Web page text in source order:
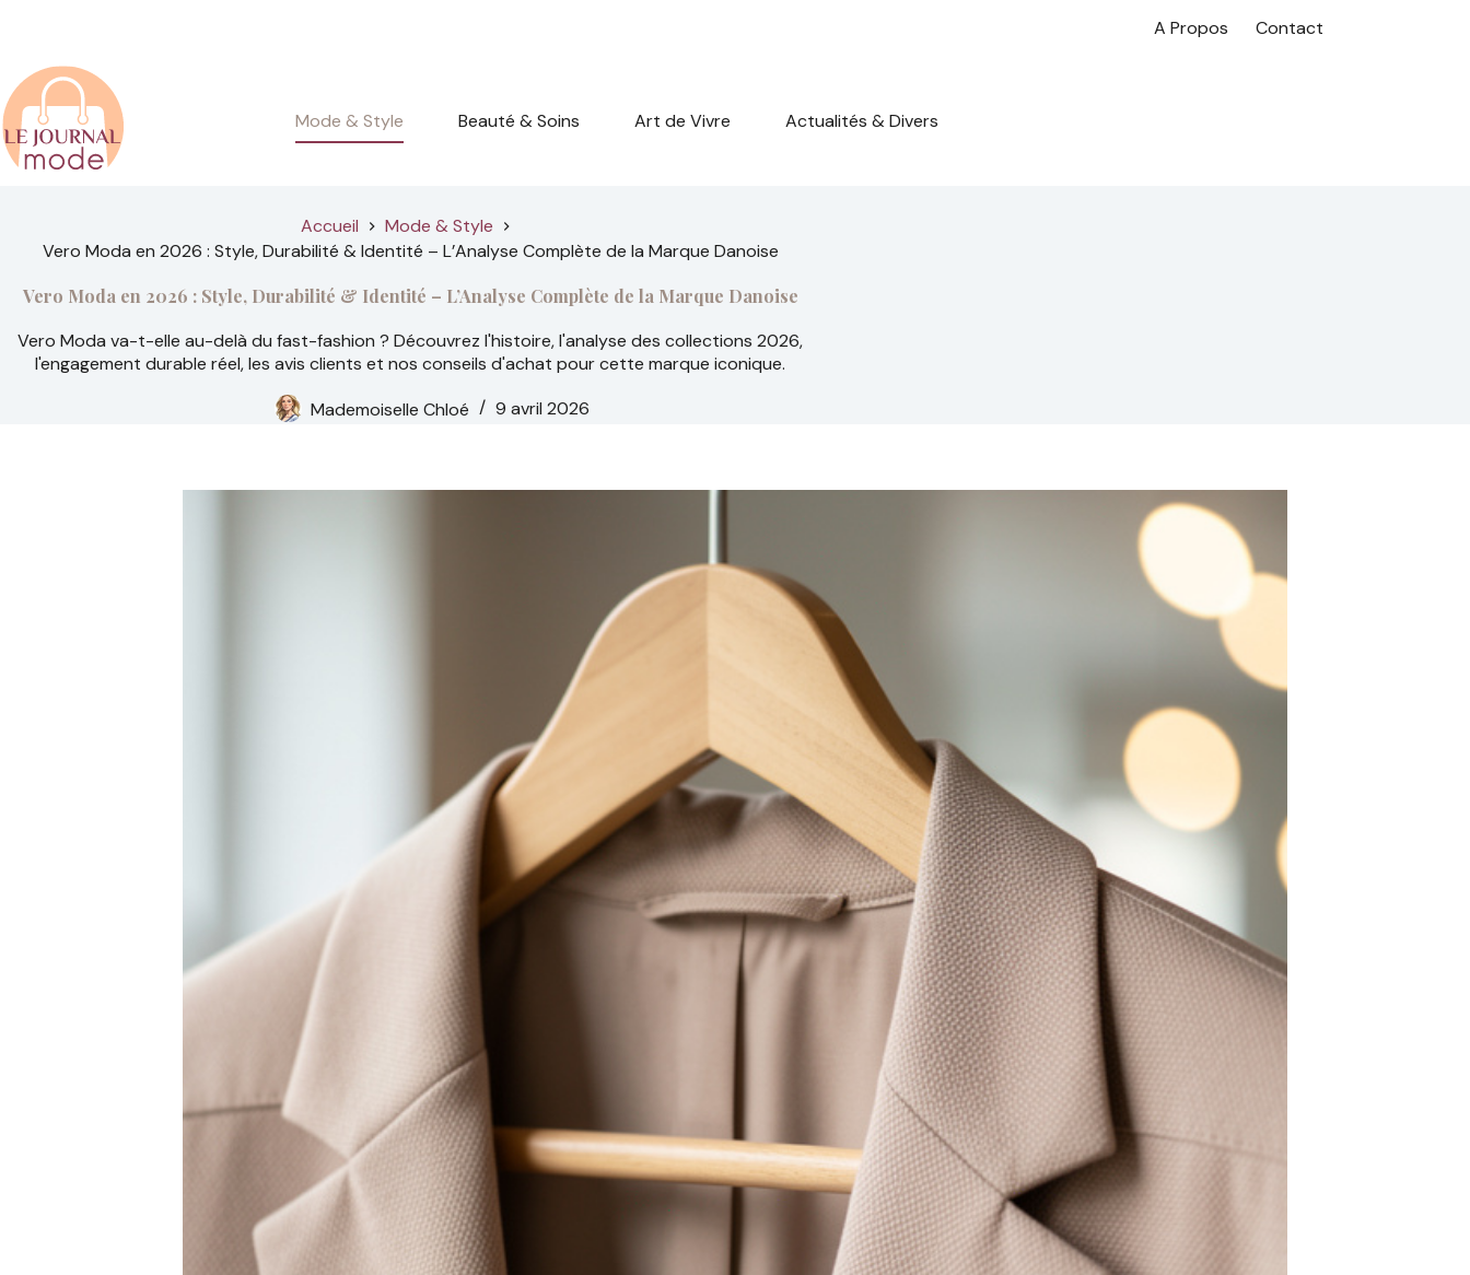
A Propos Contact
Mode & Style Beauté & Soins Art de Vivre Actualités & Divers
Accueil
Mode & Style
Vero Moda en 2026 : Style, Durabilité & Identité – L’Analyse Complète de la Marque Danoise
Vero Moda en 2026 : Style, Durabilité & Identité – L’Analyse Complète de la Marque Danoise
Vero Moda va-t-elle au-delà du fast-fashion ? Découvrez l'histoire, l'analyse des collections 2026,
l'engagement durable réel, les avis clients et nos conseils d'achat pour cette marque iconique.
Mademoiselle Chloé
9 avril 2026